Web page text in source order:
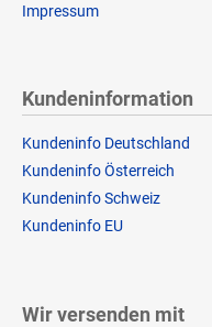
Impressum
Kundeninformation
Kundeninfo Deutschland
Kundeninfo Österreich
Kundeninfo Schweiz
Kundeninfo EU
Wir versenden mit